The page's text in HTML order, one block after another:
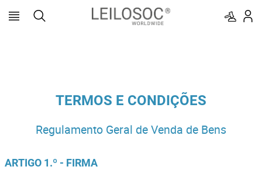
TERMOS E CONDIÇÕES
Regulamento Geral de Venda de Bens
ARTIGO 1.º - FIRMA